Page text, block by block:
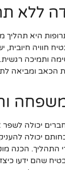
ללא
היא תהליך
חוויה
ותמיכה
הכאב ומביאה
יכולה לשפר
יכולה
התהליך. הכנה
שהם ידעו